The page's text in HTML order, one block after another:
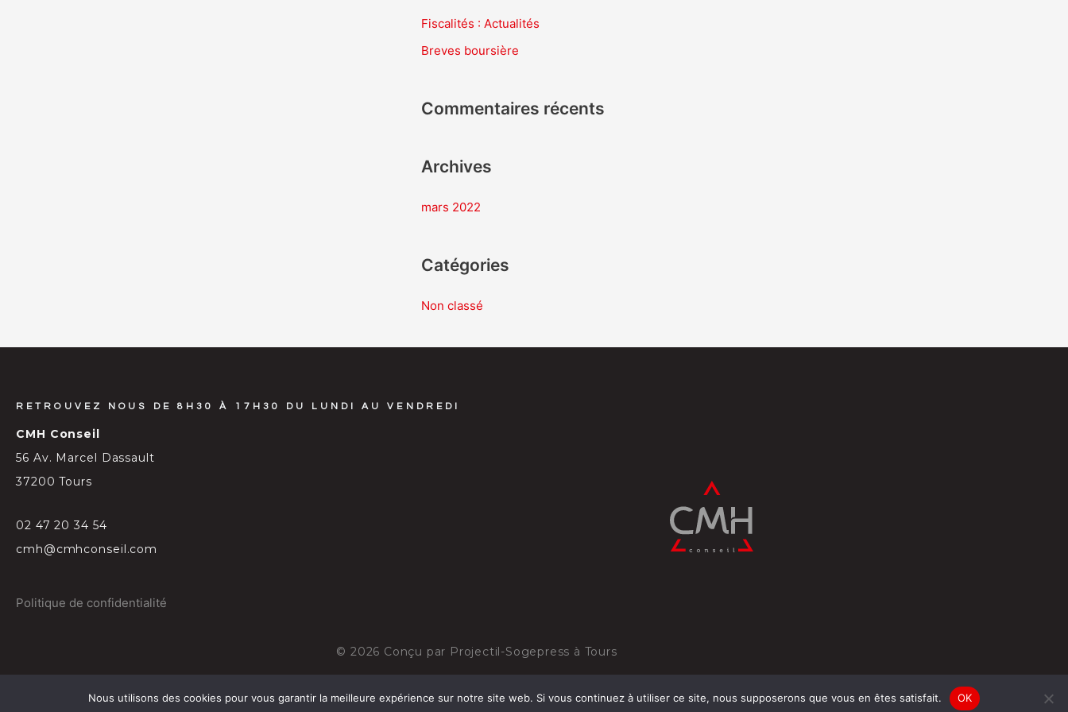
e
e
Fiscalités : Actualités
Breves boursière
Commentaires récents
Archives
mars 2022
Catégories
Non classé
RETROUVEZ NOUS DE 8H30 À 17H30 DU LUNDI AU VENDREDI
CMH Conseil
56 Av. Marcel Dassault
37200 Tours
02 47 20 34 54
cmh@cmhconseil.com
Politique de confidentialité
© 2026 Conçu par Projectil-Sogepress à Tours
Nous utilisons des cookies pour vous garantir la meilleure expérience sur notre site web. Si vous continuez à utiliser ce site, nous supposerons que vous en êtes satisfait. OK